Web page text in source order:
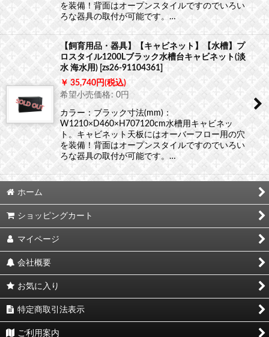
を装備！背面はオープンスタイルですのでいろい
ろな器具の取付が可能です。…
【飼育用品・器具】【キャビネット】【水槽】プ
ロスタイル1200Lブラック水槽台キャビネット(淡
水 海水用) [zs26-91104361]
35,740 円(税込)
希望小売価格: 0円
カラー：ブラック寸法(mm)：
W1210×D460×H707120cm水槽用キャビネッ
ト。キャビネット天板にはオーバーフロー用の穴
を装備！背面はオープンスタイルですのでいろい
ろな器具の取付が可能です。…
ホーム
ショッピングカート
マイページ
会社概要
お気に入り
特定商取引法表示
ご利用案内